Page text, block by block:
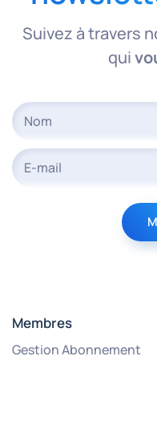
Suivez à travers
qui
Membres
Gestion Abonnement